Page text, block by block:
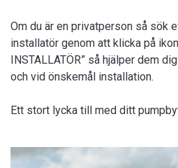
Om du är en privatperson så sök
installatör genom att klicka på
INSTALLATÖR” så hjälper dem
och vid önskemål installation.
Ett stort lycka till med ditt